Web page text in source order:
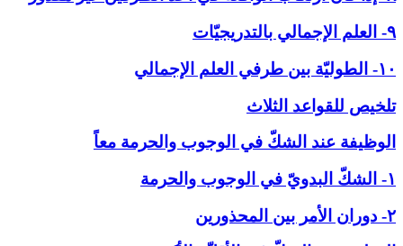
۹- العلم الإجمالي بالتدريجيّات
۱۰- الطوليّة بين طرفي العلم الإجمالي
تلخيص للقواعد الثلاث
الوظيفة عند الشكّ في ‏الوجوب والحرمة معاً
۱- الشكّ البدويّ في الوجوب والحرمة
۲- دوران الأمر بين المحذورين